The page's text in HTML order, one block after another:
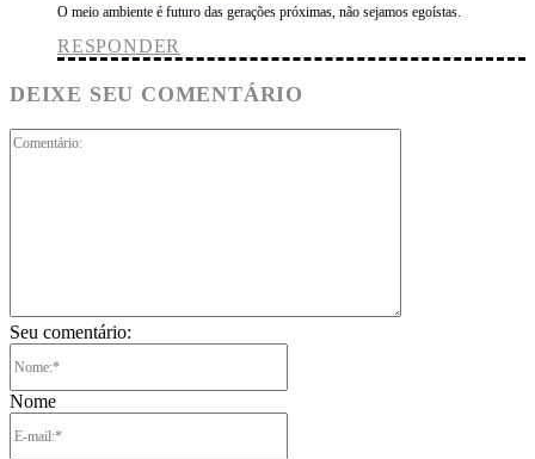
O meio ambiente é futuro das gerações próximas, não sejamos egoístas.
RESPONDER
DEIXE SEU COMENTÁRIO
Seu comentário:
Nome